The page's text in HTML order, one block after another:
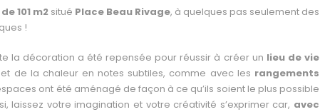
de 101 m2 situé Place Beau Rivage, à quelques pas seulement des
!
la décoration a été repensée pour réussir à créer un lieu de vie
de la chaleur en notes subtiles, comme avec les rangements
ont été aménagé de façon à ce qu’ils soient le plus possible
laissez votre imagination et votre créativité s’exprimer car, avec